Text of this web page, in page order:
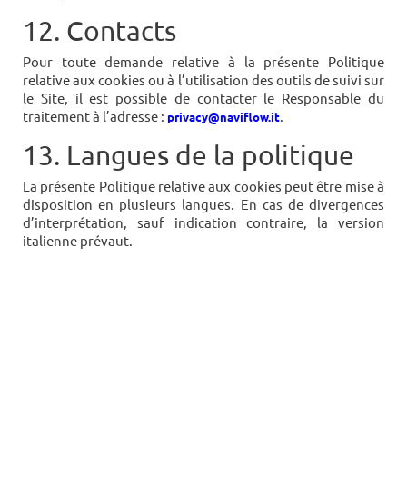
12. Contacts
Pour toute demande relative à la présente Politique
relative aux cookies ou à l’utilisation des outils de suivi sur
le Site, il est possible de contacter le Responsable du
traitement à l’adresse : privacy@naviflow.it.
13. Langues de la politique
La présente Politique relative aux cookies peut être mise à
disposition en plusieurs langues. En cas de divergences
d’interprétation, sauf indication contraire, la version
italienne prévaut.